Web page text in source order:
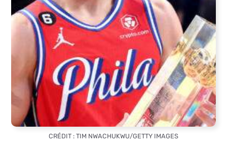
CRÉDIT : TIM NWACHUKWU/GETTY IMAGES